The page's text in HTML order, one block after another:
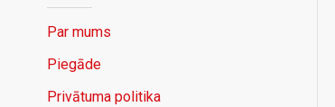
Par mums
Piegāde
Privātuma politika